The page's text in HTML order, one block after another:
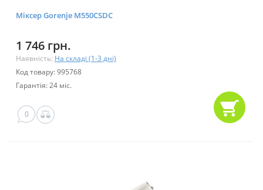
Міксер Gorenje M550CSDC
1 746 грн.
Наявність: На складі (1-3 дні)
Код товару: 995768
Гарантія: 24 міс.
0